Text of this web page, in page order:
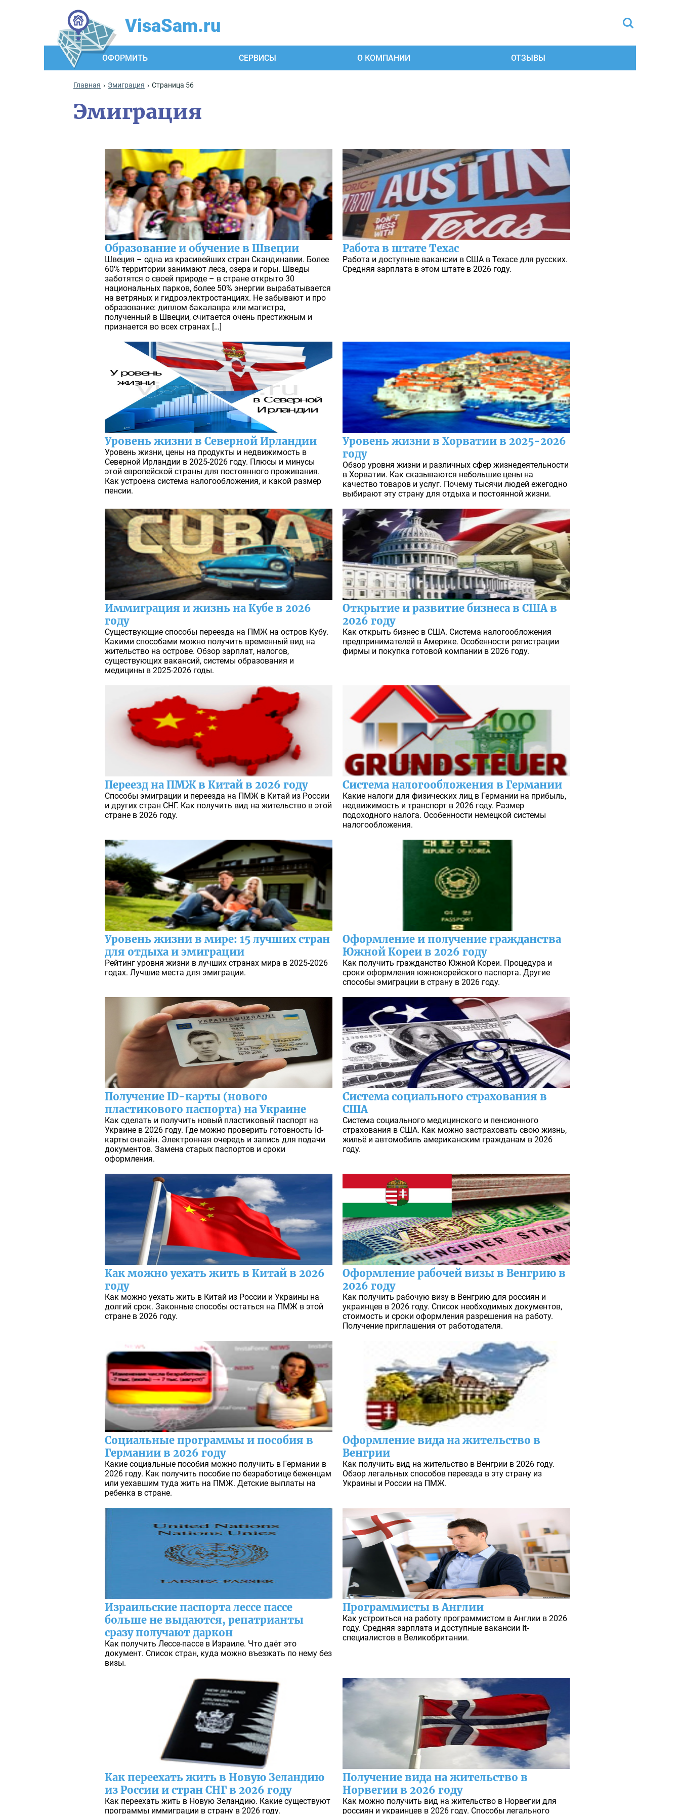
VisaSam.ru
ОФОРМИТЬ СЕРВИСЫ О КОМПАНИИ ОТЗЫВЫ
Главная Эмиграция Страница 56
Эмиграция
Образование и обучение в Швеции
Швеция – одна из красивейших стран Скандинавии. Более
60% территории занимают леса, озера и горы. Шведы
заботятся о своей природе – в стране открыто 30
национальных парков, более 50% энергии вырабатывается
на ветряных и гидроэлектростанциях. Не забывают и про
образование: диплом бакалавра или магистра,
полученный в Швеции, считается очень престижным и
признается во всех странах […]
Работа в штате Техас
Работа и доступные вакансии в США в Техасе для русских.
Средняя зарплата в этом штате в 2026 году.
Уровень жизни в Северной Ирландии
Уровень жизни, цены на продукты и недвижимость в
Северной Ирландии в 2025-2026 году. Плюсы и минусы
этой европейской страны для постоянного проживания.
Как устроена система налогообложения, и какой размер
пенсии.
Уровень жизни в Хорватии в 2025-2026
году
Обзор уровня жизни и различных сфер жизнедеятельности
в Хорватии. Как сказываются небольшие цены на
качество товаров и услуг. Почему тысячи людей ежегодно
выбирают эту страну для отдыха и постоянной жизни.
Иммиграция и жизнь на Кубе в 2026
году
Существующие способы переезда на ПМЖ на остров Кубу.
Какими способами можно получить временный вид на
жительство на острове. Обзор зарплат, налогов,
существующих вакансий, системы образования и
медицины в 2025-2026 годы.
Открытие и развитие бизнеса в США в
2026 году
Как открыть бизнес в США. Система налогообложения
предпринимателей в Америке. Особенности регистрации
фирмы и покупка готовой компании в 2026 году.
Переезд на ПМЖ в Китай в 2026 году
Способы эмиграции и переезда на ПМЖ в Китай из России
и других стран СНГ. Как получить вид на жительство в этой
стране в 2026 году.
Система налогообложения в Германии
Какие налоги для физических лиц в Германии на прибыль,
недвижимость и транспорт в 2026 году. Размер
подоходного налога. Особенности немецкой системы
налогообложения.
Уровень жизни в мире: 15 лучших стран
для отдыха и эмиграции
Рейтинг уровня жизни в лучших странах мира в 2025-2026
годах. Лучшие места для эмиграции.
Оформление и получение гражданства
Южной Кореи в 2026 году
Как получить гражданство Южной Кореи. Процедура и
сроки оформления южнокорейского паспорта. Другие
способы эмиграции в страну в 2026 году.
Получение ID-карты (нового
пластикового паспорта) на Украине
Как сделать и получить новый пластиковый паспорт на
Украине в 2026 году. Где можно проверить готовность Id-
карты онлайн. Электронная очередь и запись для подачи
документов. Замена старых паспортов и сроки
оформления.
Система социального страхования в
США
Система социального медицинского и пенсионного
страхования в США. Как можно застраховать свою жизнь,
жильё и автомобиль американским гражданам в 2026
году.
Как можно уехать жить в Китай в 2026
году
Как можно уехать жить в Китай из России и Украины на
долгий срок. Законные способы остаться на ПМЖ в этой
стране в 2026 году.
Оформление рабочей визы в Венгрию в
2026 году
Как получить рабочую визу в Венгрию для россиян и
украинцев в 2026 году. Список необходимых документов,
стоимость и сроки оформления разрешения на работу.
Получение приглашения от работодателя.
Социальные программы и пособия в
Германии в 2026 году
Какие социальные пособия можно получить в Германии в
2026 году. Как получить пособие по безработице беженцам
или уехавшим туда жить на ПМЖ. Детские выплаты на
ребенка в стране.
Оформление вида на жительство в
Венгрии
Как получить вид на жительство в Венгрии в 2026 году.
Обзор легальных способов переезда в эту страну из
Украины и России на ПМЖ.
Израильские паспорта лессе пассе
больше не выдаются, репатрианты
сразу получают даркон
Как получить Лессе-пассе в Израиле. Что даёт это
документ. Список стран, куда можно въезжать по нему без
визы.
Программисты в Англии
Как устроиться на работу программистом в Англии в 2026
году. Средняя зарплата и доступные вакансии It-
специалистов в Великобритании.
Как переехать жить в Новую Зеландию
из России и стран СНГ в 2026 году
Как переехать жить в Новую Зеландию. Какие существуют
программы иммиграции в страну в 2026 году.
Получение вида на жительство в
Норвегии в 2026 году
Как можно получить вид на жительство в Норвегии для
россиян и украинцев в 2026 году. Способы легального